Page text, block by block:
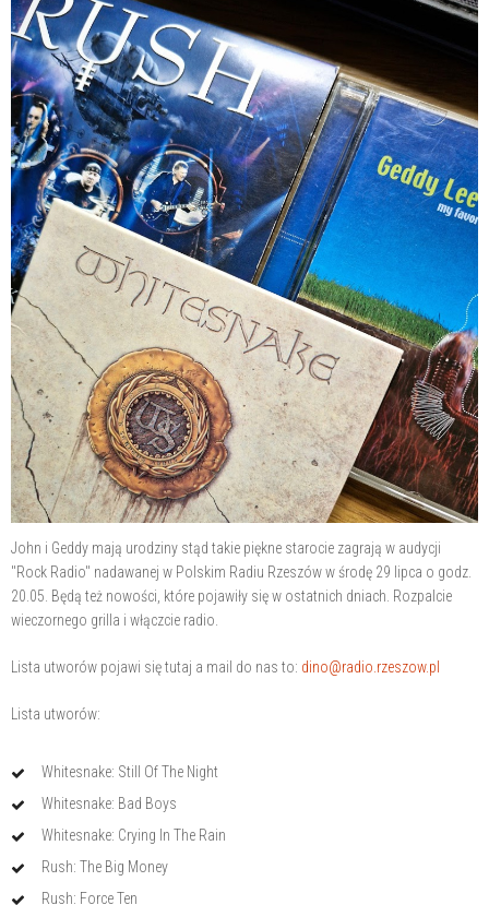
John i Geddy mają urodziny stąd takie piękne starocie zagrają w audycji
"Rock Radio" nadawanej w Polskim Radiu Rzeszów w środę 29 lipca o godz.
20.05. Będą też nowości, które pojawiły się w ostatnich dniach. Rozpalcie
wieczornego grilla i włączcie radio.
Lista utworów pojawi się tutaj a mail do nas to: dino@radio.rzeszow.pl
Lista utworów:
Whitesnake: Still Of The Night
Whitesnake: Bad Boys
Whitesnake: Crying In The Rain
Rush: The Big Money
Rush: Force Ten